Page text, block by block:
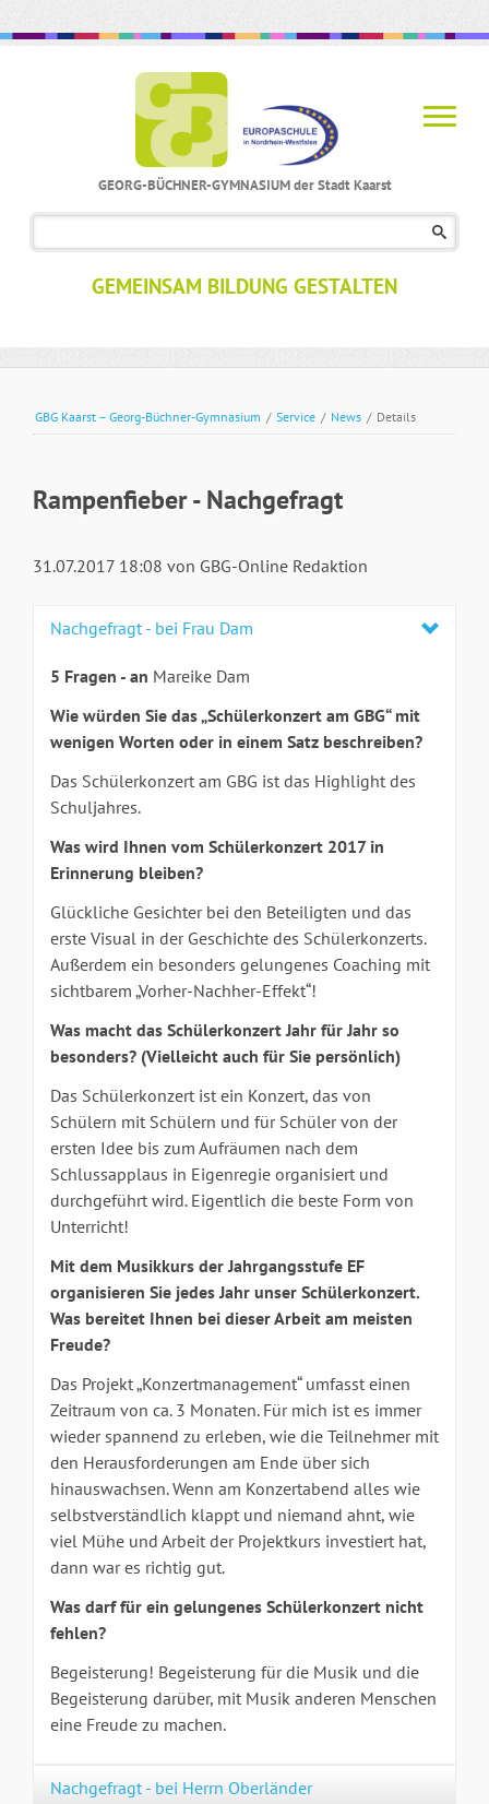
GEORG-BÜCHNER-GYMNASIUM der Stadt Kaarst
GEMEINSAM BILDUNG GESTALTEN
GBG Kaarst – Georg-Büchner-Gymnasium / Service / News / Details
Rampenfieber - Nachgefragt
31.07.2017 18:08 von GBG-Online Redaktion
Nachgefragt - bei Frau Dam
5 Fragen - an Mareike Dam
Wie würden Sie das „Schülerkonzert am GBG“ mit
wenigen Worten oder in einem Satz beschreiben?
Das Schülerkonzert am GBG ist das Highlight des
Schuljahres.
Was wird Ihnen vom Schülerkonzert 2017 in
Erinnerung bleiben?
Glückliche Gesichter bei den Beteiligten und das
erste Visual in der Geschichte des Schülerkonzerts.
Außerdem ein besonders gelungenes Coaching mit
sichtbarem „Vorher-Nachher-Effekt“!
Was macht das Schülerkonzert Jahr für Jahr so
besonders? (Vielleicht auch für Sie persönlich)
Das Schülerkonzert ist ein Konzert, das von
Schülern mit Schülern und für Schüler von der
ersten Idee bis zum Aufräumen nach dem
Schlussapplaus in Eigenregie organisiert und
durchgeführt wird. Eigentlich die beste Form von
Unterricht!
Mit dem Musikkurs der Jahrgangsstufe EF
organisieren Sie jedes Jahr unser Schülerkonzert.
Was bereitet Ihnen bei dieser Arbeit am meisten
Freude?
Das Projekt „Konzertmanagement“ umfasst einen
Zeitraum von ca. 3 Monaten. Für mich ist es immer
wieder spannend zu erleben, wie die Teilnehmer mit
den Herausforderungen am Ende über sich
hinauswachsen. Wenn am Konzertabend alles wie
selbstverständlich klappt und niemand ahnt, wie
viel Mühe und Arbeit der Projektkurs investiert hat,
dann war es richtig gut.
Was darf für ein gelungenes Schülerkonzert nicht
fehlen?
Begeisterung! Begeisterung für die Musik und die
Begeisterung darüber, mit Musik anderen Menschen
eine Freude zu machen.
Nachgefragt - bei Herrn Oberländer